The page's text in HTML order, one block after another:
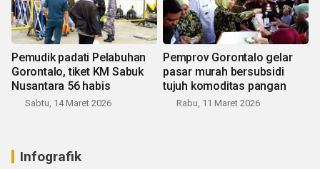
Pemudik padati Pelabuhan
Gorontalo, tiket KM Sabuk
Nusantara 56 habis
Sabtu, 14 Maret 2026
Pemprov Gorontalo gelar
pasar murah bersubsidi
tujuh komoditas pangan
Rabu, 11 Maret 2026
Infografik